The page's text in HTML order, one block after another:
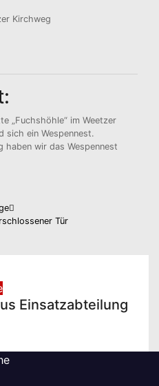
Kirchweg
„Fuchshöhle“ im Weetzer
sich ein Wespennest.
wir das Wespennest
Tür
Einsatzabteilung